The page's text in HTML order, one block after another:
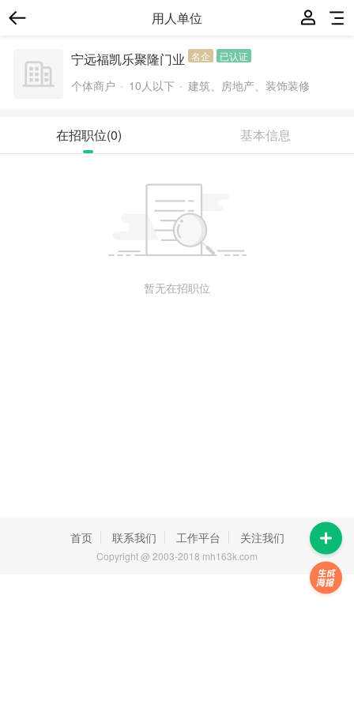
用人单位
宁远福凯乐聚隆门业 名企 已认证
个体商户 10人以下 建筑、房地产、装饰装修
在招职位(0) 基本信息
暂无在招职位
首页 联系我们 工作平台 关注我们
Copyright @ 2003-2018 mh163k.com